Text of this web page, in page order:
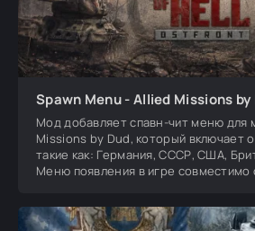
Spawn Menu - Allied Missions
Мод добавляет спавн-чит меню для
Missions by Dud, который включает
такие как: Германия, СССР, США,
Меню появления в игре совместимо